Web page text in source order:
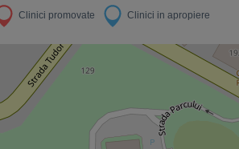
Clinici promovate Clinici in apropiere